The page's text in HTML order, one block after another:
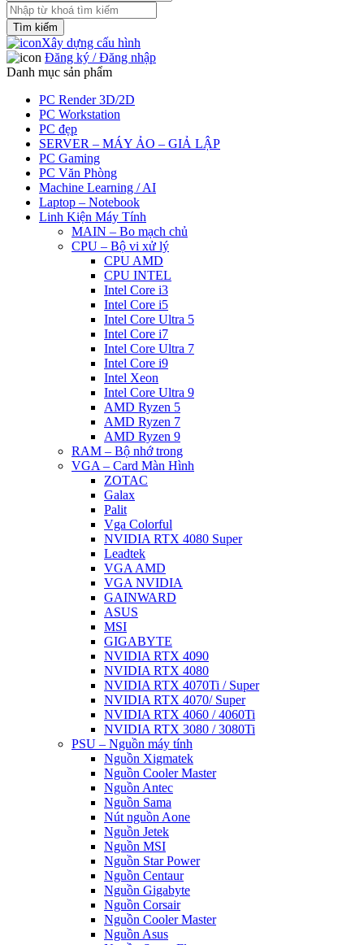
Search
for:
Xây dựng cấu hình
Đăng ký / Đăng nhập
Danh mục sản phẩm
PC Render 3D/2D
PC Workstation
PC đẹp
SERVER – MÁY ẢO – GIẢ LẬP
PC Gaming
PC Văn Phòng
Machine Learning / AI
Laptop – Notebook
Linh Kiện Máy Tính
MAIN – Bo mạch chủ
CPU – Bộ vi xử lý
CPU AMD
CPU INTEL
Intel Core i3
Intel Core i5
Intel Core Ultra 5
Intel Core i7
Intel Core Ultra 7
Intel Core i9
Intel Xeon
Intel Core Ultra 9
AMD Ryzen 5
AMD Ryzen 7
AMD Ryzen 9
RAM – Bộ nhớ trong
VGA – Card Màn Hình
ZOTAC
Galax
Palit
Vga Colorful
NVIDIA RTX 4080 Super
Leadtek
VGA AMD
VGA NVIDIA
GAINWARD
ASUS
MSI
GIGABYTE
NVIDIA RTX 4090
NVIDIA RTX 4080
NVIDIA RTX 4070Ti / Super
NVIDIA RTX 4070/ Super
NVIDIA RTX 4060 / 4060Ti
NVIDIA RTX 3080 / 3080Ti
PSU – Nguồn máy tính
Nguồn Xigmatek
Nguồn Cooler Master
Nguồn Antec
Nguồn Sama
Nút nguồn Aone
Nguồn Jetek
Nguồn MSI
Nguồn Star Power
Nguồn Centaur
Nguồn Gigabyte
Nguồn Corsair
Nguồn Cooler Master
Nguồn Asus